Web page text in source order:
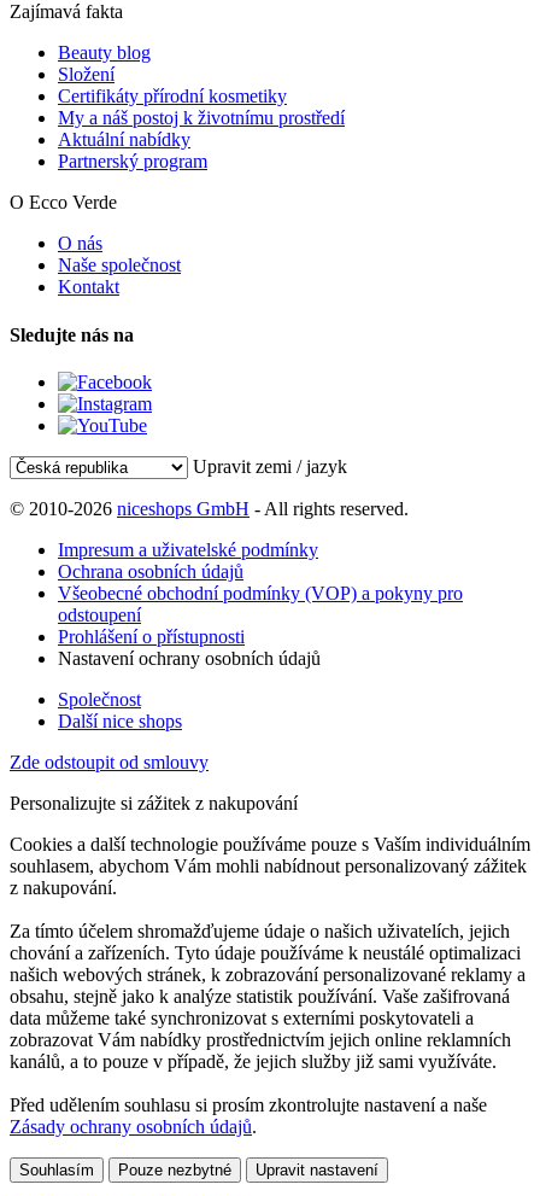
Zajímavá fakta
Beauty blog
Složení
Certifikáty přírodní kosmetiky
My a náš postoj k životnímu prostředí
Aktuální nabídky
Partnerský program
O Ecco Verde
O nás
Naše společnost
Kontakt
Sledujte nás na
Upravit zemi / jazyk
© 2010-2026 niceshops GmbH - All rights reserved.
Impresum a uživatelské podmínky
Ochrana osobních údajů
Všeobecné obchodní podmínky (VOP) a pokyny pro
odstoupení
Prohlášení o přístupnosti
Nastavení ochrany osobních údajů
Společnost
Další nice shops
Zde odstoupit od smlouvy
Personalizujte si zážitek z nakupování
Cookies a další technologie používáme pouze s Vaším individuálním
souhlasem, abychom Vám mohli nabídnout personalizovaný zážitek
z nakupování.
Za tímto účelem shromažďujeme údaje o našich uživatelích, jejich
chování a zařízeních. Tyto údaje používáme k neustálé optimalizaci
našich webových stránek, k zobrazování personalizované reklamy a
obsahu, stejně jako k analýze statistik používání. Vaše zašifrovaná
data můžeme také synchronizovat s externími poskytovateli a
zobrazovat Vám nabídky prostřednictvím jejich online reklamních
kanálů, a to pouze v případě, že jejich služby již sami využíváte.
Před udělením souhlasu si prosím zkontrolujte nastavení a naše
Zásady ochrany osobních údajů.
Souhlasím Pouze nezbytné Upravit nastavení